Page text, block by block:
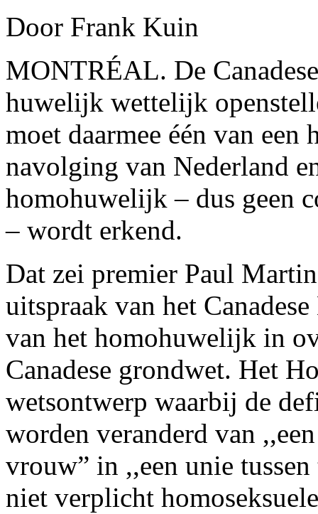
Door Frank Kuin
MONTRÉAL. De
huwelijk wettelijk
moet daarmee één van
navolging van Nederland
homohuwelijk – dus geen
– wordt erkend.
Dat zei premier Paul
uitspraak van het
van het homohuwelijk in
Canadese grondwet. Het
wetsontwerp waarbij de
worden veranderd van
vrouw” in ,,een unie
niet verplicht